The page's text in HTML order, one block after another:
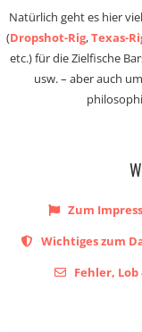
Natürlich geht es hier
(Dropshot-Rig,Texas-
etc.) für die Zielfische
usw. – aber auch
Zum
Wichtiges zum
Fehler,